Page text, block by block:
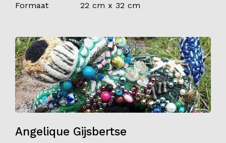
Formaat
22 cm x 32 cm
Angelique Gijsbertse